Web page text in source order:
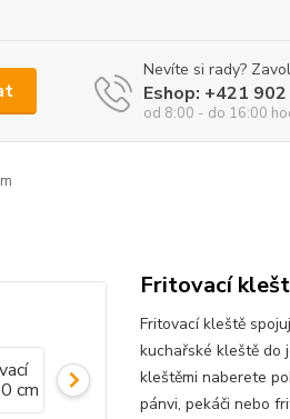
Nevíte si rady?
Eshop: +421
od 8:00 - do 16:00
Fritovací
Fritovací kleště
kuchařské kleště do
kleštěmi naberete
pánvi, pekáči nebo